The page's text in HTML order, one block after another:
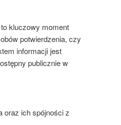
kluczowy moment
potwierdzenia, czy
informacji jest
publicznie w
oraz ich spójności z